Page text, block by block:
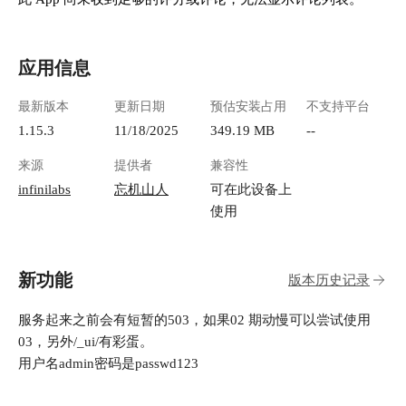
4505-482d-9432-
始化，这里会新
检查配置，完成集群关联
应用信息
最新版本
1.15.3
更新日期
11/18/2025
预估安装占用
349.19 MB
不支持平台
--
来源
infinilabs
提供者
忘机山人
兼容性
可在此设备上
使用
新功能 版本历史记录
服务起来之前会有短暂的503，如果02 期动慢可以尝试使用
03，另外/_ui/有彩蛋。
用户名admin密码是passwd123